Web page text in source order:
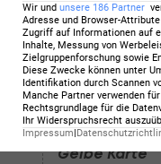
90+1 '
Abseits
89'
Gelbe Karte
Wir und unsere 186 Partner
Adresse und Browser-
Zugriff auf Informationen auf
Inhalte, Messung von
Zielgruppenforschung sowie
Diese Zwecke können unter
Identifikation durch Scannen
Manche Partner verwenden
Rechtsgrundlage für die
Ihr Widerspruchsrecht
Impressum|